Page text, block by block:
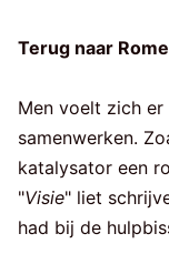
Terug naar Rome
Men voelt zich er
samenwerken.
katalysator een
"Visie" liet
had bij de